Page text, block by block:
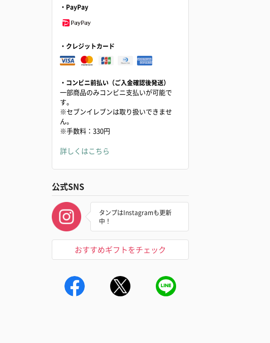
・PayPay
・クレジットカード
・コンビニ前払い（ご入金確認後発送）
一部商品のみコンビニ支払いが可能で
す。
※セブンイレブンは取り扱いできませ
ん。
※手数料：330円
詳しくはこちら
公式SNS
タンプはInstagramも更新
中！
おすすめギフトをチェック